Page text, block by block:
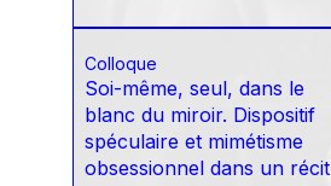
Colloque
Soi-même, seul, dans le
blanc du miroir. Dispositif
spéculaire et mimétisme
obsessionnel dans un récit